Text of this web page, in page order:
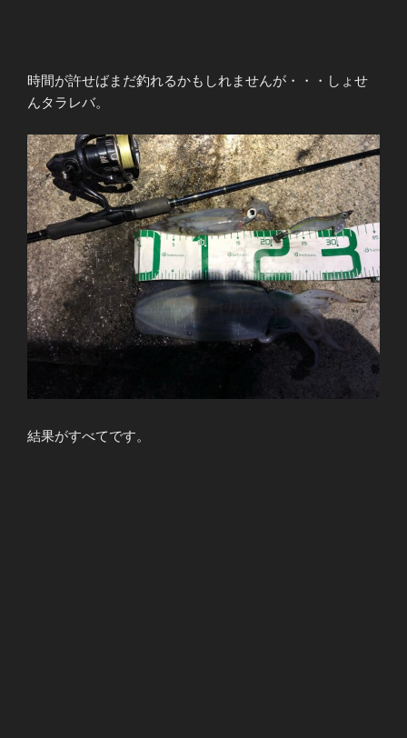
時間が許せばまだ釣れるかもしれませんが・・・しょせ
んタラレバ。
結果がすべてです。